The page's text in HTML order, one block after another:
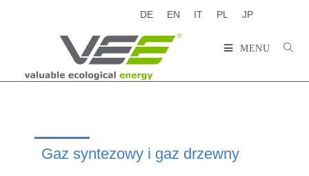
DE EN IT PL JP
MENU
Gaz syntezowy i gaz drzewny